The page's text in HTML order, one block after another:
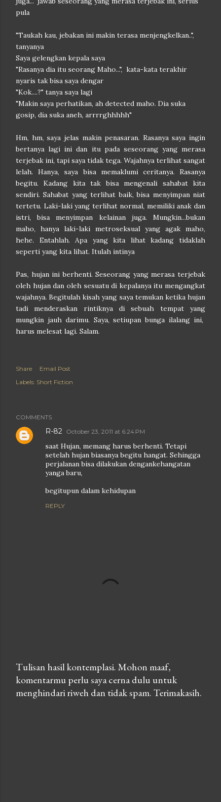
pula
"Taukah kau, jebakan ini makin terasa menjengkelkan..",
tanyanya
Saya gelengkan kepala saya
"Rasanya dia itu seorang Maho...", kata-kata terakhir
nyaris tak bisa saya dengar
"Kok....?" tanya saya lagi
"Makin saya perhatikan, ah detected maho. Dia suka
gosip, dia suka aneh, arrrrghhhhh"
Hm, hm, saya jelas makin penasaran. Rasanya saya ingin
bertanya lagi ini dan itu pada seseorang yang merasa
terjebak ini, tapi saya tidak tega. Wajahnya terlihat sangat
lelah. Hanya, saya bisa memaklumi ceritanya. Rasanya
begitu. Kadang kita tak bisa mengenali sahabat kita
sendiri. Sahabat yang terlihat baik, bisa menyimpan niat
tertetu. Laki-laki yang terlihat normal, memiliki anak dan
istri, bisa menyimpan kelainan juga. Mungkin...bukan
maho, hanya laki-laki metroseksual yang agak maho,
hehe. Entahlah. Apa yang kita lihat kadang tidaklah
seperti yang kita lihat. Itulah intinya
Pas, hujan ini berhenti. Seseorang yang merasa terjebak
oleh hujan dan oleh sesuatu di kepalanya itu mengangkat
wajahnya. Begitulah kisah yang saya temukan ketika hujan
tadi menderaskan rintiknya di sebuah tempat yang
mungkin jauh darimu. Saya, setiupan bunga ilalang ini,
harus melesat lagi. Salam.
Share
Email Post
Labels: Short Fiction
COMMENTS
R-82 October 23, 2011 at 6:24 PM
saat Hujan, memang harus berhenti. Tetapi
setelah hujan biasanya begitu hangat. Sehingga
perjalanan bisa dilakukan dengankehangatan
yanga baru,
begitupun dalam kehidupan
REPLY
P
o
Tulisan hasil kontemplasi. Mohon maaf,
komentarmu perlu saya cerna dulu untuk
menghindari riweh dan tidak spam. Terimakasih.